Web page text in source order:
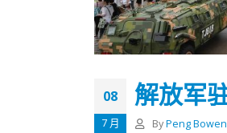
08
7 月
解放军
By Peng Bowen